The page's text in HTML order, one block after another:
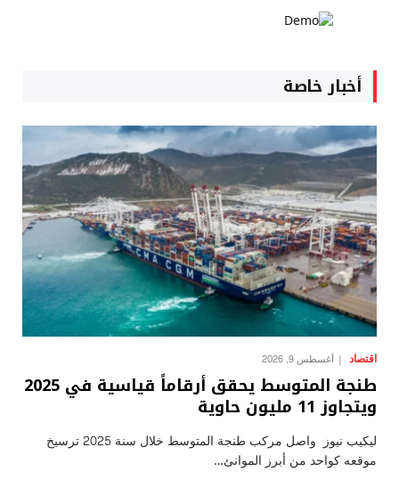
أخبار خاصة
اقتصاد أغسطس 9, 2026
طنجة المتوسط يحقق أرقاماً قياسية في 2025
ويتجاوز 11 مليون حاوية
ليكيب نيوز واصل مركب طنجة المتوسط خلال سنة 2025 ترسيخ
موقعه كواحد من أبرز الموانئ…